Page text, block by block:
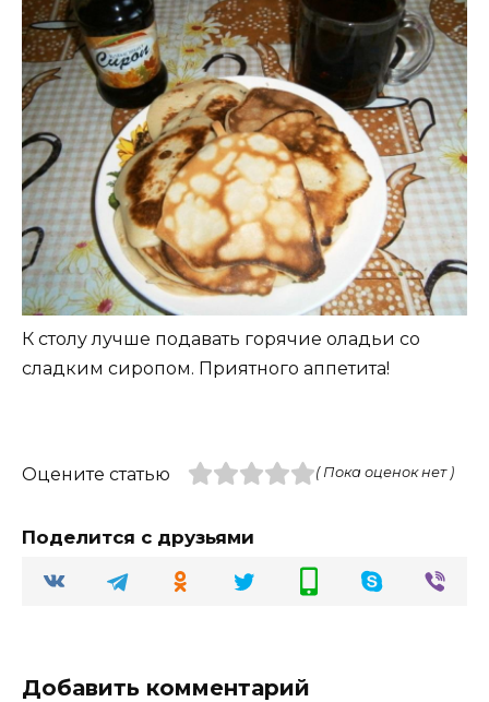
К столу лучше подавать горячие оладьи со
сладким сиропом. Приятного аппетита!
Оцените статью ( Пока оценок нет )
Поделится с друзьями
Добавить комментарий